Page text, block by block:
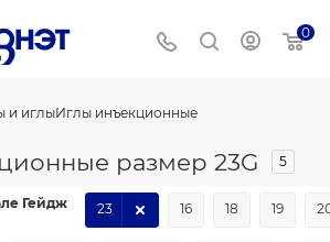
0
и иглыИглы инъекционные
размер 23G 5
Гейдж 16 18 19
23